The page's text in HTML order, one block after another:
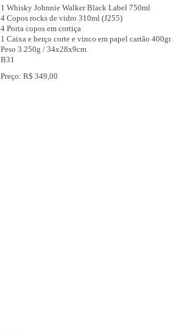
1 Whisky Johnnie Walker Black Label 750ml
4 Copos rocks de vidro 310ml (J255)
4 Porta copos em cortiça
1 Caixa e berço corte e vinco em papel cartão 400gr
Peso 3.250g / 34x28x9cm
B31
Preço: R$ 349,00